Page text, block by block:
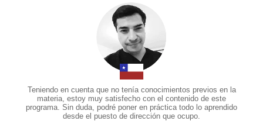
Teniendo en cuenta que no tenía conocimientos previos en la
materia, estoy muy satisfecho con el contenido de este
programa. Sin duda, podré poner en práctica todo lo aprendido
desde el puesto de dirección que ocupo.